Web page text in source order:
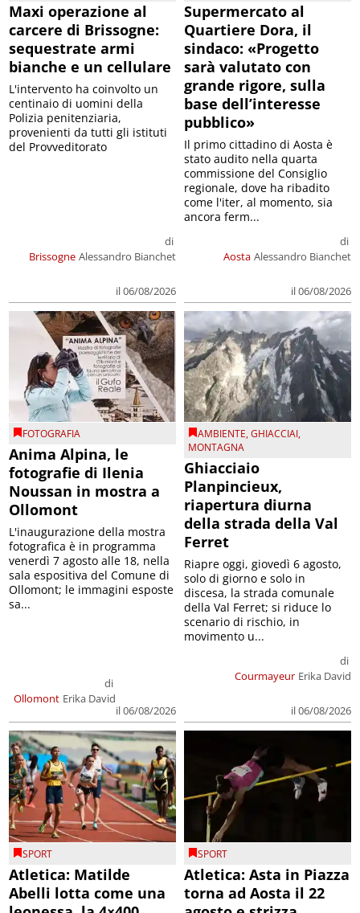
Maxi operazione al
carcere di Brissogne:
sequestrate armi
bianche e un cellulare
Brissogne
di
Alessandro Bianchet
il 06/08/2026
L'intervento ha coinvolto un
centinaio di uomini della
Polizia penitenziaria,
provenienti da tutti gli istituti
del Provveditorato
Supermercato al
Quartiere Dora, il
sindaco: «Progetto
sarà valutato con
grande rigore, sulla
base dell’interesse
pubblico»
Aosta
di
Alessandro Bianchet
il 06/08/2026
Il primo cittadino di Aosta è
stato audito nella quarta
commissione del Consiglio
regionale, dove ha ribadito
come l'iter, al momento, sia
ancora ferm...
FOTOGRAFIA
Anima Alpina, le
fotografie di Ilenia
Noussan in mostra a
Ollomont
Ollomont
di
Erika David
il 06/08/2026
L'inaugurazione della mostra
fotografica è in programma
venerdì 7 agosto alle 18, nella
sala espositiva del Comune di
Ollomont; le immagini esposte
sa...
AMBIENTE,GHIACCIAI,
MONTAGNA
Ghiacciaio
Planpincieux,
riapertura diurna
della strada della Val
Ferret
Courmayeur
di
Erika David
il 06/08/2026
Riapre oggi, giovedì 6 agosto,
solo di giorno e solo in
discesa, la strada comunale
della Val Ferret; si riduce lo
scenario di rischio, in
movimento u...
SPORT
Atletica: Matilde
Abelli lotta come una
SPORT
Atletica: Asta in Piazza
torna ad Aosta il 22